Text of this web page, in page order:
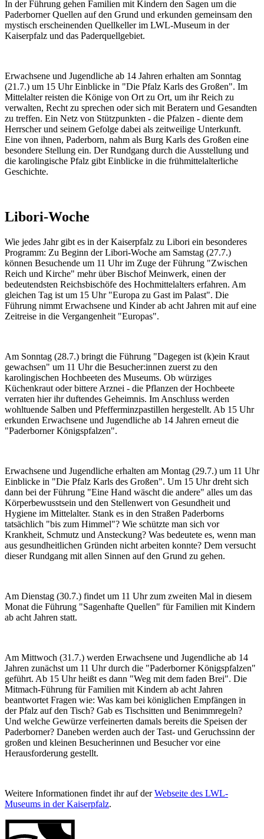
In der Führung gehen Familien mit Kindern den Sagen um die
Paderborner Quellen auf den Grund und erkunden gemeinsam den
mystisch erscheinenden Quellkeller im LWL-Museum in der
Kaiserpfalz und das Paderquellgebiet.
Erwachsene und Jugendliche ab 14 Jahren erhalten am Sonntag
(21.7.) um 15 Uhr Einblicke in "Die Pfalz Karls des Großen". Im
Mittelalter reisten die Könige von Ort zu Ort, um ihr Reich zu
verwalten, Recht zu sprechen oder sich mit Beratern und Gesandten
zu treffen. Ein Netz von Stützpunkten - die Pfalzen - diente dem
Herrscher und seinem Gefolge dabei als zeitweilige Unterkunft.
Eine von ihnen, Paderborn, nahm als Burg Karls des Großen eine
besondere Stellung ein. Der Rundgang durch die Ausstellung und
die karolingische Pfalz gibt Einblicke in die frühmittelalterliche
Geschichte.
Libori-Woche
Wie jedes Jahr gibt es in der Kaiserpfalz zu Libori ein besonderes
Programm: Zu Beginn der Libori-Woche am Samstag (27.7.)
können Besuchende um 11 Uhr im Zuge der Führung "Zwischen
Reich und Kirche" mehr über Bischof Meinwerk, einen der
bedeutendsten Reichsbischöfe des Hochmittelalters erfahren. Am
gleichen Tag ist um 15 Uhr "Europa zu Gast im Palast". Die
Führung nimmt Erwachsene und Kinder ab acht Jahren mit auf eine
Zeitreise in die Vergangenheit "Europas".
Am Sonntag (28.7.) bringt die Führung "Dagegen ist (k)ein Kraut
gewachsen" um 11 Uhr die Besucher:innen zuerst zu den
karolingischen Hochbeeten des Museums. Ob würziges
Küchenkraut oder bittere Arznei - die Pflanzen der Hochbeete
verraten hier ihr duftendes Geheimnis. Im Anschluss werden
wohltuende Salben und Pfefferminzpastillen hergestellt. Ab 15 Uhr
erkunden Erwachsene und Jugendliche ab 14 Jahren erneut die
"Paderborner Königspfalzen".
Erwachsene und Jugendliche erhalten am Montag (29.7.) um 11 Uhr
Einblicke in "Die Pfalz Karls des Großen". Um 15 Uhr dreht sich
dann bei der Führung "Eine Hand wäscht die andere" alles um das
Körperbewusstsein und den Stellenwert von Gesundheit und
Hygiene im Mittelalter. Stank es in den Straßen Paderborns
tatsächlich "bis zum Himmel"? Wie schützte man sich vor
Krankheit, Schmutz und Ansteckung? Was bedeutete es, wenn man
aus gesundheitlichen Gründen nicht arbeiten konnte? Dem versucht
dieser Rundgang mit allen Sinnen auf den Grund zu gehen.
Am Dienstag (30.7.) findet um 11 Uhr zum zweiten Mal in diesem
Monat die Führung "Sagenhafte Quellen" für Familien mit Kindern
ab acht Jahren statt.
Am Mittwoch (31.7.) werden Erwachsene und Jugendliche ab 14
Jahren zunächst um 11 Uhr durch die "Paderborner Königspfalzen"
geführt. Ab 15 Uhr heißt es dann "Weg mit dem faden Brei". Die
Mitmach-Führung für Familien mit Kindern ab acht Jahren
beantwortet Fragen wie: Was kam bei königlichen Empfängen in
der Pfalz auf den Tisch? Gab es Tischsitten und Benimmregeln?
Und welche Gewürze verfeinerten damals bereits die Speisen der
Paderborner? Daneben werden auch der Tast- und Geruchssinn der
großen und kleinen Besucherinnen und Besucher vor eine
Herausforderung gestellt.
Weitere Informationen findet ihr auf derWebseite des LWL-
Museums in der Kaiserpfalz.